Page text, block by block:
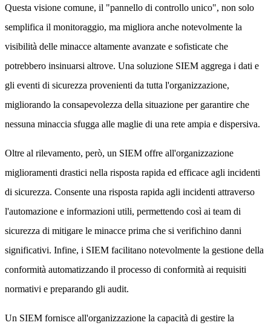
Questa visione comune, il "pannello di controllo unico", non solo
semplifica il monitoraggio, ma migliora anche notevolmente la
visibilità delle minacce altamente avanzate e sofisticate che
potrebbero insinuarsi altrove. Una soluzione SIEM aggrega i dati e
gli eventi di sicurezza provenienti da tutta l'organizzazione,
migliorando la consapevolezza della situazione per garantire che
nessuna minaccia sfugga alle maglie di una rete ampia e dispersiva.
Oltre al rilevamento, però, un SIEM offre all'organizzazione
miglioramenti drastici nella risposta rapida ed efficace agli incidenti
di sicurezza. Consente una risposta rapida agli incidenti attraverso
l'automazione e informazioni utili, permettendo così ai team di
sicurezza di mitigare le minacce prima che si verifichino danni
significativi. Infine, i SIEM facilitano notevolmente la gestione della
conformità automatizzando il processo di conformità ai requisiti
normativi e preparando gli audit.
Un SIEM fornisce all'organizzazione la capacità di gestire la